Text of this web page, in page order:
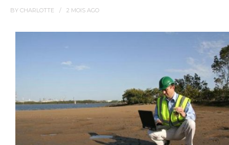
BY CHARLOTTE 2 MOIS AGO